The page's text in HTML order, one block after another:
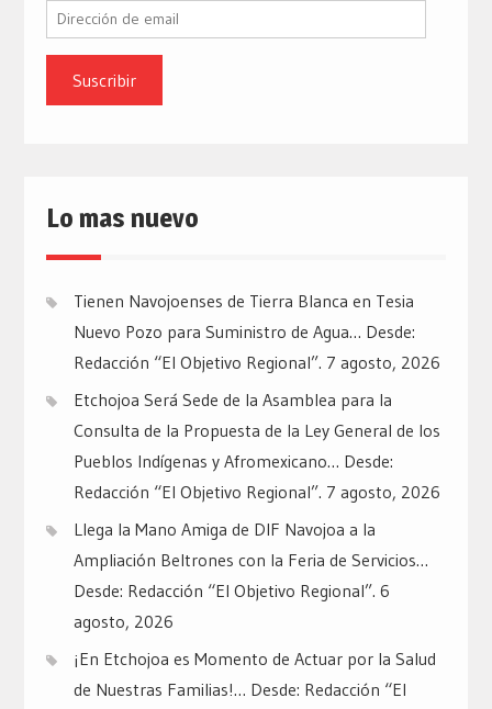
Dirección
email
Lo mas nuevo
Tienen Navojoenses de Tierra Blanca en Tesia
Nuevo Pozo para Suministro de Agua… Desde:
Redacción “El Objetivo Regional”. 7 agosto, 2026
Etchojoa Será Sede de la Asamblea para la
Consulta de la Propuesta de la Ley General de los
Pueblos Indígenas y Afromexicano… Desde:
Redacción “El Objetivo Regional”. 7 agosto, 2026
Llega la Mano Amiga de DIF Navojoa a la
Ampliación Beltrones con la Feria de Servicios…
Desde: Redacción “El Objetivo Regional”. 6
agosto, 2026
¡En Etchojoa es Momento de Actuar por la Salud
de Nuestras Familias!… Desde: Redacción “El